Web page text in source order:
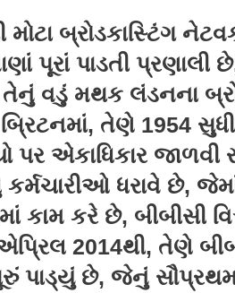
મોટા બ્રોડકાસ્ટિંગ
પૂરાં પાડતી પ્રણાલી
વડું મથક લંડનના
તેણે 1954
પર એકાધિકાર જાળવી
કર્મચારીઓ ધરાવે છે,
કામ કરે છે, બીબીસી
2014થી, તેણે
પાડ્યું છે, જેનું